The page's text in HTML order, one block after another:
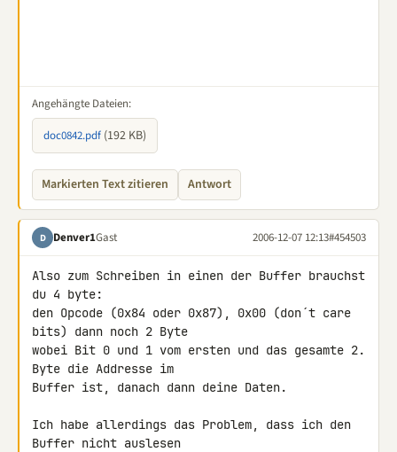
Angehängte Dateien:
doc0842.pdf (192 KB)
Markierten Text zitieren Antwort
D Denver1Gast 2006-12-07 12:13#454503
Also zum Schreiben in einen der Buffer brauchst
du 4 byte:
den Opcode (0x84 oder 0x87), 0x00 (don´t care
bits) dann noch 2 Byte
wobei Bit 0 und 1 vom ersten und das gesamte 2.
Byte die Addresse im
Buffer ist, danach dann deine Daten.
Ich habe allerdings das Problem, dass ich den
Buffer nicht auslesen